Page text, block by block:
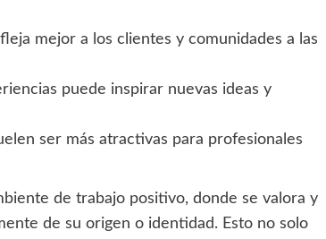
mejor a los clientes y comunidades a las
puede inspirar nuevas ideas y
ser más atractivas para profesionales
de trabajo positivo, donde se valora y
de su origen o identidad. Esto no solo